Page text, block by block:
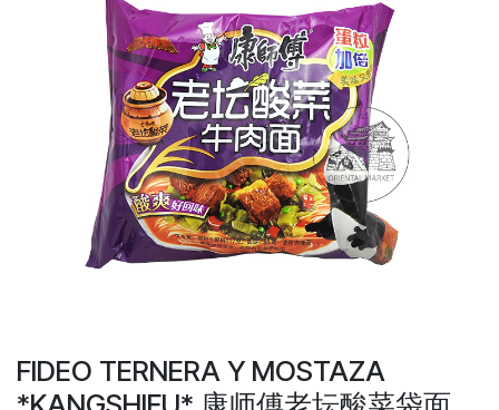
FIDEO TERNERA Y MOSTAZA